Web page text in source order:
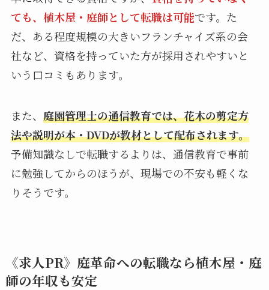
ても、植木屋・庭師として転職は可能です。た
だ、ある程度規模の大きいフランチャイズ系の会
社など、資格を持っていた方が採用されやすいと
いう口コミもあります。
また、 庭園管理士の通信教育では、花木の剪定方
法や説明が本・DVDが教材として配布されます。
予備知識なしで転職するよりは、通信教育で事前
に勉強してからのほうが、現場での不安も軽くな
りそうです。
《求人PR》庭革命への転職なら植木屋・庭
師の年収も安定